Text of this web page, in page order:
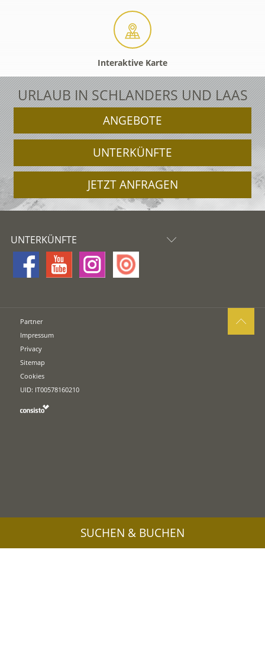
Interaktive Karte
URLAUB IN SCHLANDERS UND LAAS
ANGEBOTE
UNTERKÜNFTE
JETZT ANFRAGEN
UNTERKÜNFTE
Partner
Impressum
Privacy
Sitemap
Cookies
UID: IT00578160210
SUCHEN & BUCHEN